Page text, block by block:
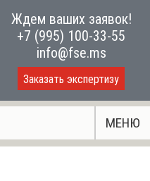
Ждем ваших заявок!
+7 (995) 100-33-55
info@fse.ms
Заказать экспертизу
МЕНЮ